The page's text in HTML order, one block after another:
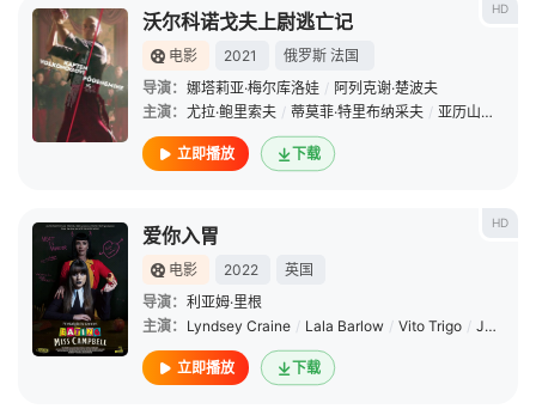
HD
沃尔科诺戈夫上尉逃亡记
电影 2021 俄罗斯 法国
导演： 娜塔莉亚·梅尔库洛娃 / 阿列克谢·楚波夫
主演： 尤拉·鲍里索夫 / 蒂莫菲·特里布纳采夫 / 亚历山大·亚森科
立即播放 下载
HD
爱你入胃
电影 2022
英国
导演： 利亚姆·里根
主演： Lyndsey Craine / Lala Barlow / Vito Trigo / James Hamer-Morton
立即播放 下载